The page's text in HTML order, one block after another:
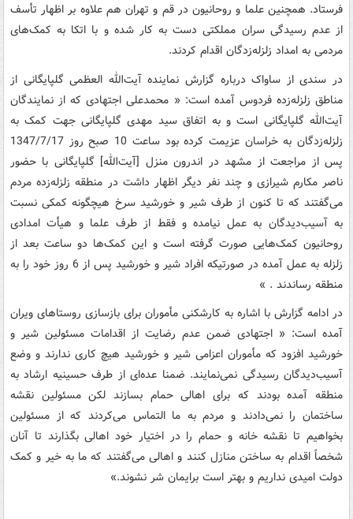
فرستاد. همچنین علما و روحانیون در قم و تهران هم علاوه بر اظهار تأسف
از عدم رسیدگی سران مملکتی دست به کار شده و با اتکا به کمک‌های
مردمی به امداد زلزله‌زدگان اقدام کردند.
در سندی از ساواک درباره گزارش نماینده آیت‌الله العظمی گلپایگانی از
مناطق زلزله‌زده فردوس آمده است: « محمدعلی اجتهادی که از نمایندگان
آیت‌الله گلپایگانی است و به اتفاق سید مهدی گلپایگانی جهت کمک به
زلزله‌زدگان به خراسان عزیمت کرده بود ساعت 10 صبح روز 1347/7/17
پس از مراجعت از مشهد در اندرون منزل [آیت‌الله] گلپایگانی با حضور
ناصر مکارم شیرازی و چند نفر دیگر اظهار داشت در منطقه زلزله‌زده مردم
می‌گفتند که تا کنون از طرف شیر و خورشید سرخ هیچگونه کمکی نسبت
به آسیب‌دیدگان به عمل نیامده و فقط از طرف علما و هیأت امدادی
روحانیون کمک‌هایی صورت گرفته است و این کمک‌ها دو ساعت بعد از
زلزله به عمل آمده در صورتیکه افراد شیر و خورشید پس از 6 روز خود را به
منطقه رساندند . »
در ادامه گزارش با اشاره به کارشکنی مأموران برای بازسازی روستاهای ویران
آمده است: « اجتهادی ضمن عدم رضایت از اقدامات مسئولین شیر و
خورشید افزود که مأموران اعزامی شیر و خورشید هیچ کاری ندارند و وضع
آسیب‌دیدگان رسیدگی نمی‌نمایند. ضمنا عده‌ای از طرف حسینیه ارشاد به
منطقه آمده بودند که برای اهالی حمام بسازند لکن مسئولین نقشه
ساختمان را نمی‌دادند و مردم به ما التماس می‌کردند که از مسئولین
بخواهیم تا نقشه خانه و حمام را در اختیار خود اهالی بگذارند تا آنان
شخصاً اقدام به ساختن منازل کنند و اهالی می‌گفتند که ما به خیر و کمک
دولت امیدی نداریم و بهتر است برایمان شر نشوند.»